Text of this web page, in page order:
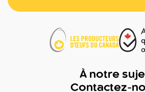
À notre
Contactez-